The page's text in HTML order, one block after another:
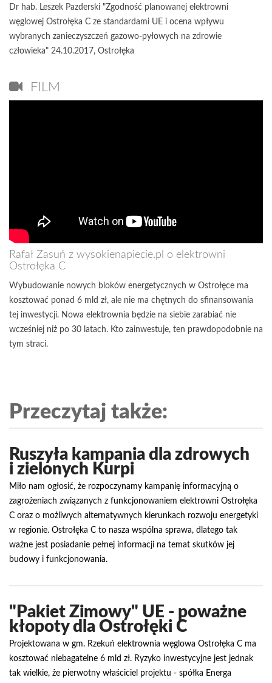
Dr hab. Leszek Pazderski "Zgodność planowanej elektrowni
węglowej Ostrołęka C ze standardami UE i ocena wpływu
wybranych zanieczyszczeń gazowo-pyłowych na zdrowie
człowieka" 24.10.2017, Ostrołęka
FILM
Rafał Zasuń z wysokienapiecie.pl o elektrowni
Ostrołęka C
Wybudowanie nowych bloków energetycznych w Ostrołęce ma
kosztować ponad 6 mld zł, ale nie ma chętnych do sfinansowania
tej inwestycji. Nowa elektrownia będzie na siebie zarabiać nie
wcześniej niż po 30 latach. Kto zainwestuje, ten prawdopodobnie na
tym straci.
Przeczytaj także:
Ruszyła kampania dla zdrowych
i zielonych Kurpi
Miło nam ogłosić, że rozpoczynamy kampanię informacyjną o
zagrożeniach związanych z funkcjonowaniem elektrowni Ostrołęka
C oraz o możliwych alternatywnych kierunkach rozwoju energetyki
w regionie. Ostrołęka C to nasza wspólna sprawa, dlatego tak
ważne jest posiadanie pełnej informacji na temat skutków jej
budowy i funkcjonowania.
"Pakiet Zimowy" UE - poważne
kłopoty dla Ostrołęki C
Projektowana w gm. Rzekuń elektrownia węglowa Ostrołęka C ma
kosztować niebagatelne 6 mld zł. Ryzyko inwestycyjne jest jednak
tak wielkie, że pierwotny właściciel projektu - spółka Energa